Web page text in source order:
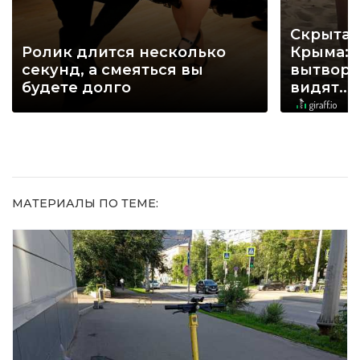
Ролик длится несколько
секунд, а смеяться вы
будете долго
Крыма:
видят...
МАТЕРИАЛЫ ПО ТЕМЕ: